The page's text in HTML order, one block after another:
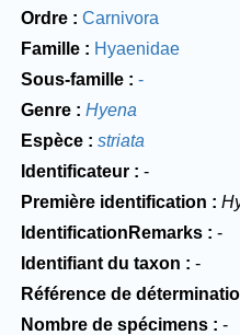
Ordre
Carnivora
Famille
Hyaenidae
Sous-famille
-
Genre
Hyena
Espèce
striata
Identificateur
-
Première identification
IdentificationRemarks
-
Identifiant du taxon
-
Référence de
Nombre de spécimens
-